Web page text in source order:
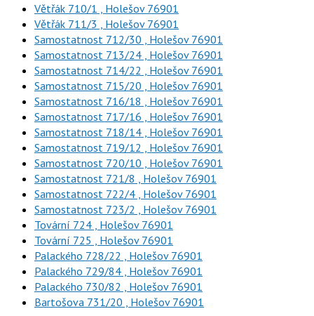
Větřák 710/1 , Holešov 76901
Větřák 711/3 , Holešov 76901
Samostatnost 712/30 , Holešov 76901
Samostatnost 713/24 , Holešov 76901
Samostatnost 714/22 , Holešov 76901
Samostatnost 715/20 , Holešov 76901
Samostatnost 716/18 , Holešov 76901
Samostatnost 717/16 , Holešov 76901
Samostatnost 718/14 , Holešov 76901
Samostatnost 719/12 , Holešov 76901
Samostatnost 720/10 , Holešov 76901
Samostatnost 721/8 , Holešov 76901
Samostatnost 722/4 , Holešov 76901
Samostatnost 723/2 , Holešov 76901
Tovární 724 , Holešov 76901
Tovární 725 , Holešov 76901
Palackého 728/22 , Holešov 76901
Palackého 729/84 , Holešov 76901
Palackého 730/82 , Holešov 76901
Bartošova 731/20 , Holešov 76901